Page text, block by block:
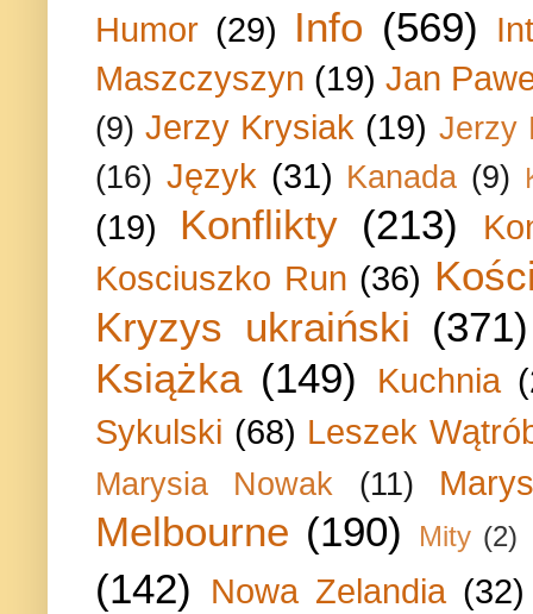
Humor (29) Info (569)
Maszczyszyn (19) Jan
(9) Jerzy Krysiak (19) Jerzy
(16) Język (31) Kanada (9)
(19) Konflikty (213)
Kosciuszko Run (36)
Kryzys ukraiński (371)
Książka (149) Kuchnia
Sykulski (68) Leszek
Marysia Nowak (11)
Melbourne (190) Mity (2)
(142) Nowa Zelandia (32)